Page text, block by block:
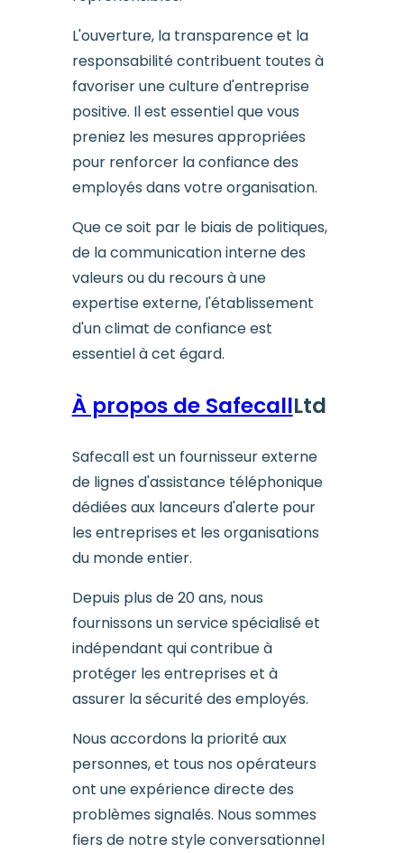
L'ouverture, la transparence et la
responsabilité contribuent toutes à
favoriser une culture d'entreprise
positive. Il est essentiel que vous
preniez les mesures appropriées
pour renforcer la confiance des
employés dans votre organisation.
Que ce soit par le biais de politiques,
de la communication interne des
valeurs ou du recours à une
expertise externe, l'établissement
d'un climat de confiance est
essentiel à cet égard.
À propos de SafecallLtd
Safecall est un fournisseur externe
de lignes d'assistance téléphonique
dédiées aux lanceurs d'alerte pour
les entreprises et les organisations
du monde entier.
Depuis plus de 20 ans, nous
fournissons un service spécialisé et
indépendant qui contribue à
protéger les entreprises et à
assurer la sécurité des employés.
Nous accordons la priorité aux
personnes, et tous nos opérateurs
ont une expérience directe des
problèmes signalés. Nous sommes
fiers de notre style conversationnel